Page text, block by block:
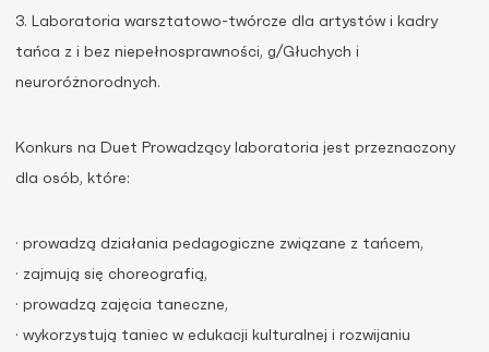
3. Laboratoria warsztatowo-twórcze dla artystów i kadry
tańca z i bez niepełnosprawności, g/Głuchych i
neuroróżnorodnych.
Konkurs na Duet Prowadzący laboratoria jest przeznaczony
dla osób, które:
· prowadzą działania pedagogiczne związane z tańcem,
· zajmują się choreografią,
· prowadzą zajęcia taneczne,
· wykorzystują taniec w edukacji kulturalnej i rozwijaniu